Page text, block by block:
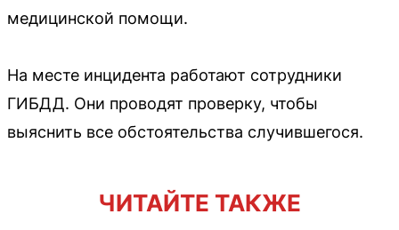
медицинской помощи.
На месте инцидента работают сотрудники
ГИБДД. Они проводят проверку, чтобы
выяснить все обстоятельства случившегося.
ЧИТАЙТЕ ТАКЖЕ